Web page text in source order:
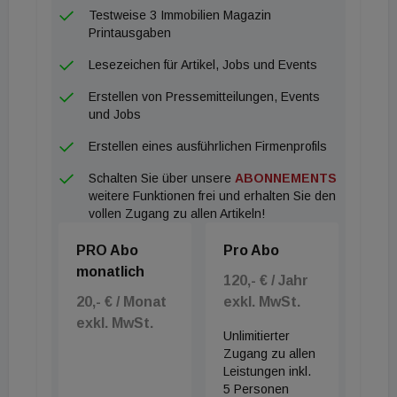
Millionen Euro Honororarvolumen ihren
Vorjahreswert übertroffen hatte, als stärkstes
Einzelunternehmen ging die EHL mit rund 22,7
Re/Max Austria mit 61,5 Millionen Euro, die ihren
Das Netzwerk Immobilienring, in dem mehrere
Einzelunternehmen organisiert sind, kam auf 67,2
Millionen Euro. Die detaillierten Zahlen finden Sie in
[url=http://online.fliphtml5.com/hxpb/doee/]Immobili
en Magazins[/url] samt Einschätzungen und
Auswirkungen durch die Corona-Pandemie. Größte
Makler Verbund 1.) Raiffeisen Immobilien 2.) s Real
3.) ÖRAG Größte Makler Einzelunternehmen 1.)
EHL Immobilien 2.) Otto Immobilien 3.) Arnold
Testweise 3 Immobilien Magazin
Printausgaben
Lesezeichen für Artikel, Jobs und Events
Erstellen von Pressemitteilungen, Events
und Jobs
Erstellen eines ausführlichen Firmenprofils
Schalten Sie über unsere ABONNEMENTS
weitere Funktionen frei und erhalten Sie den
vollen Zugang zu allen Artikeln!
PRO Abo
monatlich
20,- € / Monat
exkl. MwSt.
Pro Abo
120,- € / Jahr
exkl. MwSt.
Unlimitierter
Zugang zu allen
Leistungen inkl.
5 Personen